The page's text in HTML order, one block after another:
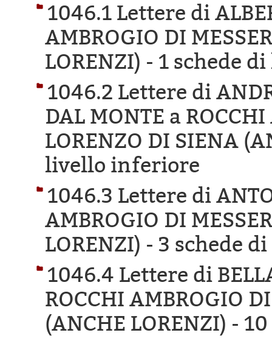
1046.1 Lettere di
AMBROGIO DI
LORENZI) - 1 schede
1046.2 Lettere di
DAL MONTE a
LORENZO DI SIENA
livello inferiore
1046.3 Lettere di
AMBROGIO DI
LORENZI) - 3 schede
1046.4 Lettere di
ROCCHI AMBROGIO
(ANCHE LORENZI) -